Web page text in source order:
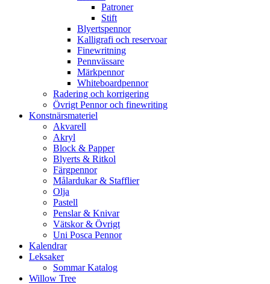
Patroner
Stift
Blyertspennor
Kalligrafi och reservoar
Finewritning
Pennvässare
Märkpennor
Whiteboardpennor
Radering och korrigering
Övrigt Pennor och finewriting
Konstnärsmateriel
Akvarell
Akryl
Block & Papper
Blyerts & Ritkol
Färgpennor
Målardukar & Stafflier
Olja
Pastell
Penslar & Knivar
Vätskor & Övrigt
Uni Posca Pennor
Kalendrar
Leksaker
Sommar Katalog
Willow Tree